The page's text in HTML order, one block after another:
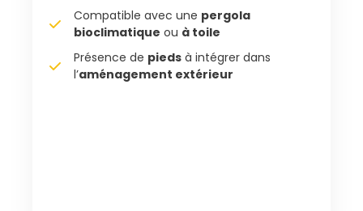
Compatible avec une pergola
bioclimatique ou à toile
Présence de pieds à intégrer dans
l’aménagement extérieur